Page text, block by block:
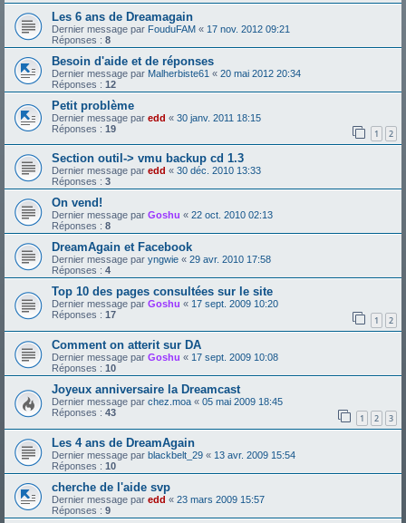
Les 6 ans de Dreamagain
Dernier message par FouduFAM « 17 nov. 2012 09:21
Réponses : 8
Besoin d'aide et de réponses
Dernier message par Malherbiste61 « 20 mai 2012 20:34
Réponses : 12
Petit problème
Dernier message par edd « 30 janv. 2011 18:15
Réponses : 19 1 2
Section outil-> vmu backup cd 1.3
Dernier message par edd « 30 déc. 2010 13:33
Réponses : 3
On vend!
Dernier message par Goshu « 22 oct. 2010 02:13
Réponses : 8
DreamAgain et Facebook
Dernier message par yngwie « 29 avr. 2010 17:58
Réponses : 4
Top 10 des pages consultées sur le site
Dernier message par Goshu « 17 sept. 2009 10:20
Réponses : 17 1 2
Comment on atterit sur DA
Dernier message par Goshu « 17 sept. 2009 10:08
Réponses : 10
Joyeux anniversaire la Dreamcast
Dernier message par chez.moa « 05 mai 2009 18:45
Réponses : 43 1 2 3
Les 4 ans de DreamAgain
Dernier message par blackbelt_29 « 13 avr. 2009 15:54
Réponses : 10
cherche de l'aide svp
Dernier message par edd « 23 mars 2009 15:57
Réponses : 9